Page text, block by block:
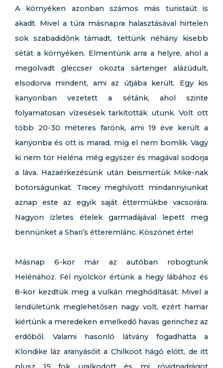
A környéken azonban számos más turistaút is
akadt. Mivel a túra másnapra halasztásával hirtelen
sok szabadidőnk támadt, tettünk néhány kisebb
sétát a környéken. Elmentünk arra a helyre, ahol a
megolvadt gleccser okozta sártenger alázúdult,
elsodorva mindent, ami az útjába került. Egy kis
kanyonban vezetett a sétánk, ahol szinte
folyamatosan vízesések tarkították utunk. Volt ott
több 20-30 méteres farönk, ami 19 éve került a
kanyonba és ott is marad, míg el nem bomlik. Vagy
ki nem tör Heléna még egyszer és magával sodorja
a láva. Hazaérkezésünk után beismertük Mike-nak
botorságunkat. Tracey meghívott mindannyiunkat
aznap este az egyik saját éttermükbe vacsorára.
Nagyon ízletes ételek garmadájával lepett meg
bennünket a Shari’s étteremlánc. Köszönet érte!
Másnap 6-kor már az autóban robogtunk
Helénához. Fél nyolckor értünk a hegy lábához és
8-kor kezdtük meg a vulkán meghódítását. Mivel a
lendületünk meglehetősen nagy volt, ezért hamar
kiértünk a meredeken emelkedő havas gerinchez az
erdőből. Valami hasonló látvány fogadhatta a
Klondike láz aranyásóit a Chilkoot hágó előtt, de itt